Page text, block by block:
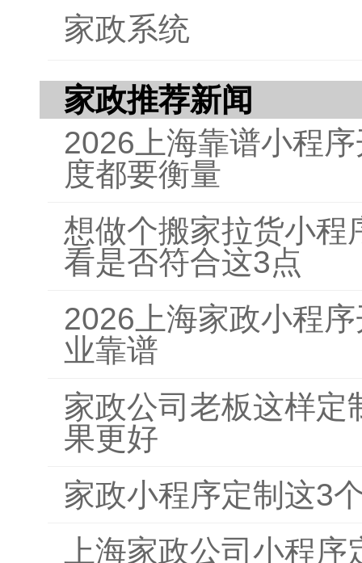
家政系统
家政推荐新闻
2026上海靠谱小程
度都要衡量
想做个搬家拉货小程
看是否符合这3点
2026上海家政小程
业靠谱
家政公司老板这样定
果更好
家政小程序定制这3
上海家政公司小程